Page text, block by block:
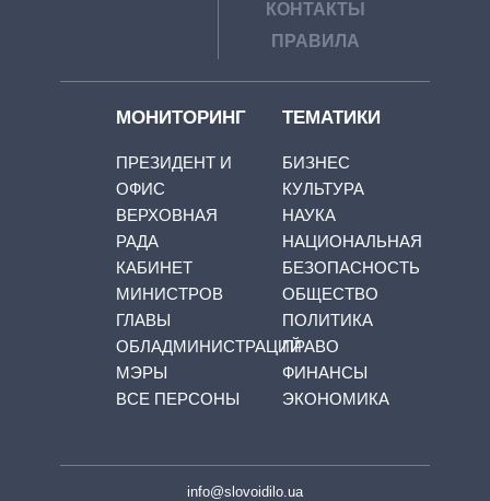
КОНТАКТЫ
ПРАВИЛА
МОНИТОРИНГ
ПРЕЗИДЕНТ И
ОФИС
ВЕРХОВНАЯ
РАДА
КАБИНЕТ
МИНИСТРОВ
ГЛАВЫ
ОБЛАДМИНИСТРАЦИЙ
МЭРЫ
ВСЕ ПЕРСОНЫ
ТЕМАТИКИ
БИЗНЕС
КУЛЬТУРА
НАУКА
НАЦИОНАЛЬНАЯ
БЕЗОПАСНОСТЬ
ОБЩЕСТВО
ПОЛИТИКА
ПРАВО
ФИНАНСЫ
ЭКОНОМИКА
info@slovoidilo.ua